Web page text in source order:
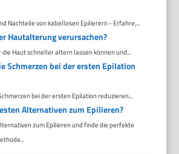
Nachteile von kabellosen Epilierern - Erfahre,...
Hautalterung verursachen?
die Haut schneller altern lassen können und...
Schmerzen bei der ersten Epilation
bei der ersten Epilation reduzieren...
Alternativen zum Epilieren?
zum Epilieren und finde die perfekte